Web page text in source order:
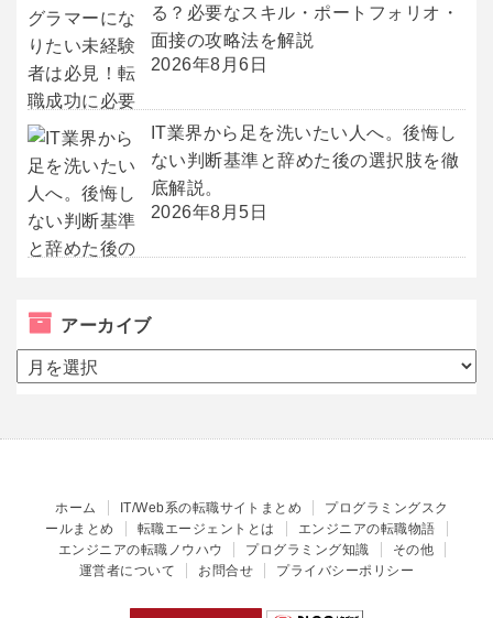
る？必要なスキル・ポートフォリオ・
面接の攻略法を解説
2026年8月6日
IT業界から足を洗いたい人へ。後悔し
ない判断基準と辞めた後の選択肢を徹
底解説。
2026年8月5日
アーカイブ
ア
ー
ホーム IT/Web系の転職サイトまとめ
プログラミングスク
ールまとめ
転職エージェントとは
エンジニアの転職物語
エンジニアの転職ノウハウ
プログラミング知識
その他
運営者について
お問合せ プライバシーポリシー